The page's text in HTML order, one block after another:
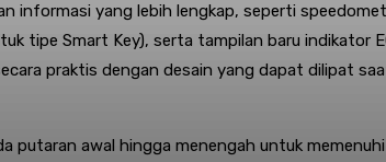
informasi yang lebih lengkap, seperti
tipe Smart Key), serta tampilan baru indikator
praktis dengan desain yang dapat dilipat
awal hingga menengah untuk